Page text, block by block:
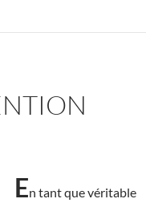
En tant que véritable